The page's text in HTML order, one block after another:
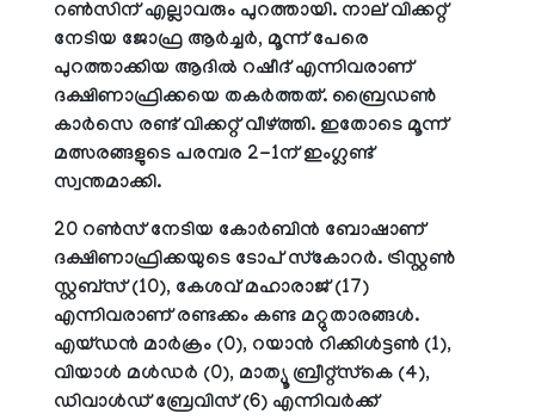
റണ്‍സിന് എല്ലാവരും പുറത്തായി. നാല് വിക്കറ്റ്
നേടിയ ജോഫ്ര ആര്‍ച്ചര്‍, മൂന്ന് പേരെ
പുറത്താക്കിയ ആദില്‍ റഷീദ് എന്നിവരാണ്
ദക്ഷിണാഫ്രിക്കയെ തകര്‍ത്തത്. ബ്രൈഡണ്‍
കാര്‍സെ രണ്ട് വിക്കറ്റ് വീഴ്ത്തി. ഇതോടെ മൂന്ന്
മത്സരങ്ങളുടെ പരമ്പര 2-1ന് ഇംഗ്ലണ്ട്
സ്വന്തമാക്കി.
20 റണ്‍സ് നേടിയ കോര്‍ബിന്‍ ബോഷാണ്
ദക്ഷിണാഫ്രിക്കയുടെ ടോപ് സ്‌കോറര്‍. ട്രിസ്റ്റണ്‍
സ്റ്റബ്‌സ് (10), കേശവ് മഹാരാജ് (17)
എന്നിവരാണ് രണ്ടക്കം കണ്ട മറ്റുതാരങ്ങള്‍.
എയ്ഡന്‍ മാര്‍ക്രം (0), റയാന്‍ റിക്കിള്‍ട്ടണ്‍ (1),
വിയാള്‍ മള്‍ഡര്‍ (0), മാത്യൂ ബ്രീറ്റ്‌സ്‌കെ (4),
ഡിവാള്‍ഡ് ബ്രേവിസ് (6) എന്നിവര്‍ക്ക്